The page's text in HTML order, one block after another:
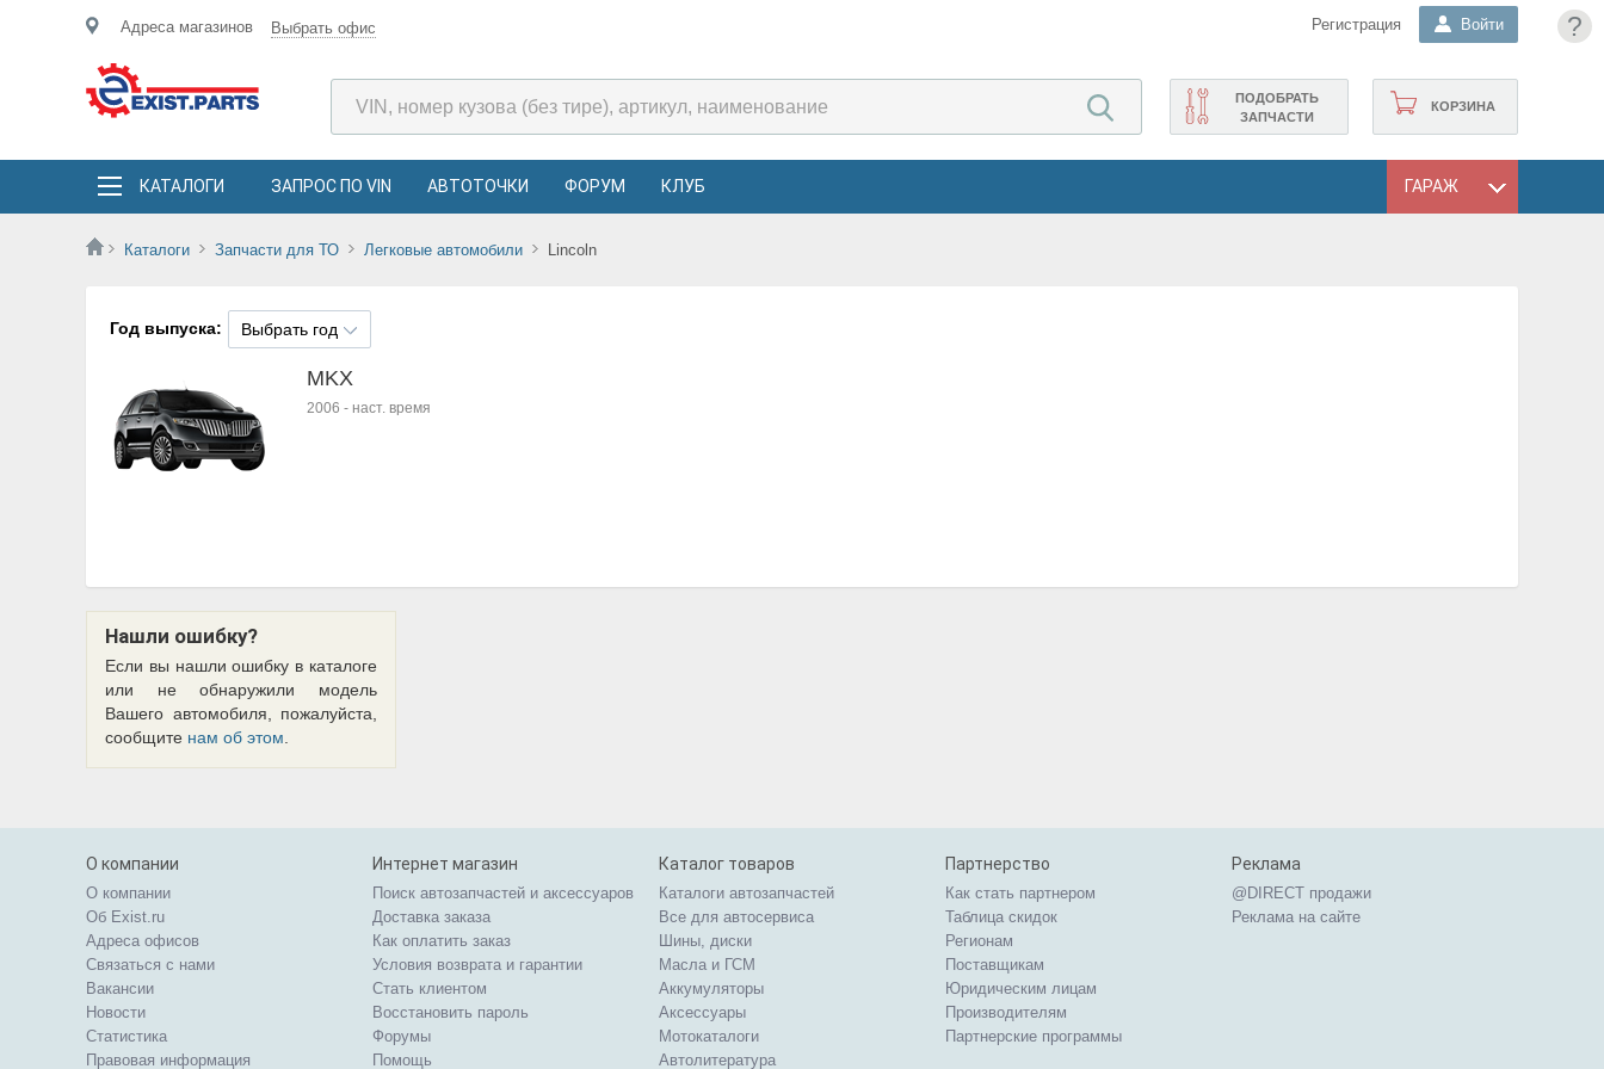
?
Адреса магазинов Выбрать офис Регистрация Войти
КОРЗИНА
ПОДОБРАТЬ
ЗАПЧАСТИ
КАТАЛОГИ ЗАПРОС ПО VIN АВТОТОЧКИ ФОРУМ КЛУБ ГАРАЖ
Каталоги Запчасти для ТО Легковые автомобили Lincoln
Год выпуска: Выбрать год
MKX
2006 - наст. время
Нашли ошибку?
Если вы нашли ошибку в каталоге
или не обнаружили модель
Вашего автомобиля, пожалуйста,
сообщите нам об этом
О компании
О компании
Об Exist.ru
Адреса офисов
Связаться с нами
Вакансии
Новости
Статистика
Правовая информация
Интернет магазин
Поиск автозапчастей и аксессуаров
Доставка заказа
Как оплатить заказ
Условия возврата и гарантии
Стать клиентом
Восстановить пароль
Форумы
Помощь
Каталог товаров
Каталоги автозапчастей
Все для автосервиса
Шины, диски
Масла и ГСМ
Аккумуляторы
Аксессуары
Мотокаталоги
Автолитература
Партнерство
Как стать партнером
Таблица скидок
Регионам
Поставщикам
Юридическим лицам
Производителям
Партнерские программы
Реклама
@DIRECT продажи
Реклама на сайте